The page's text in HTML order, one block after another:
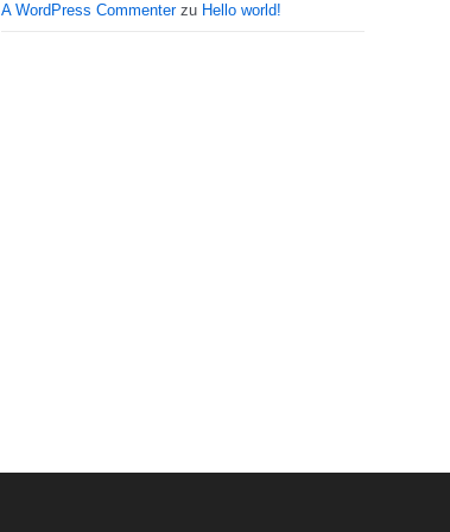
A WordPress Commenterzu Hello world!